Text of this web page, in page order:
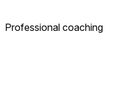
Professional coaching